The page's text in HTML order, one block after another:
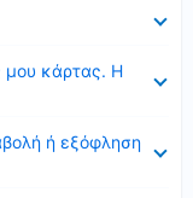
μου κάρτας. Η
ή εξόφληση